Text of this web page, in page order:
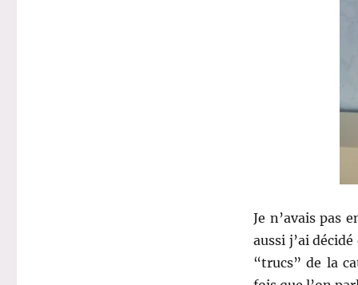
Je n’avais pas
aussi j’ai
“trucs” de la